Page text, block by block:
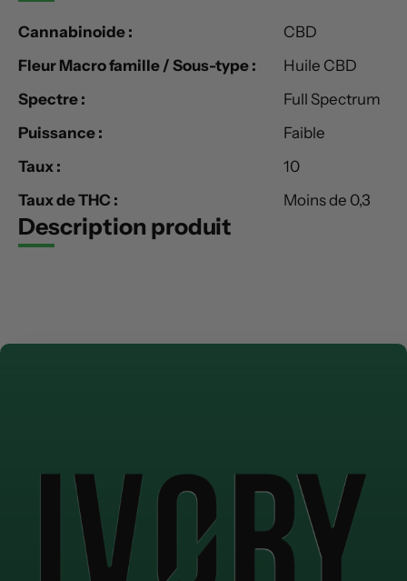
Cannabinoide :
CBD
Fleur Macro famille / Sous-type :
Huile CBD
Spectre :
Full Spectrum
Puissance :
Faible
Taux :
10
Taux de THC :
Moins de 0,3
Description produit